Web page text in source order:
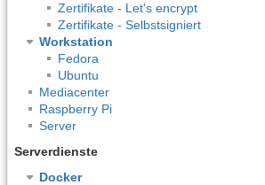
Zertifikate - Let's encrypt
Zertifikate - Selbstsigniert
Workstation
Fedora
Ubuntu
Mediacenter
Raspberry Pi
Server
Serverdienste
Docker